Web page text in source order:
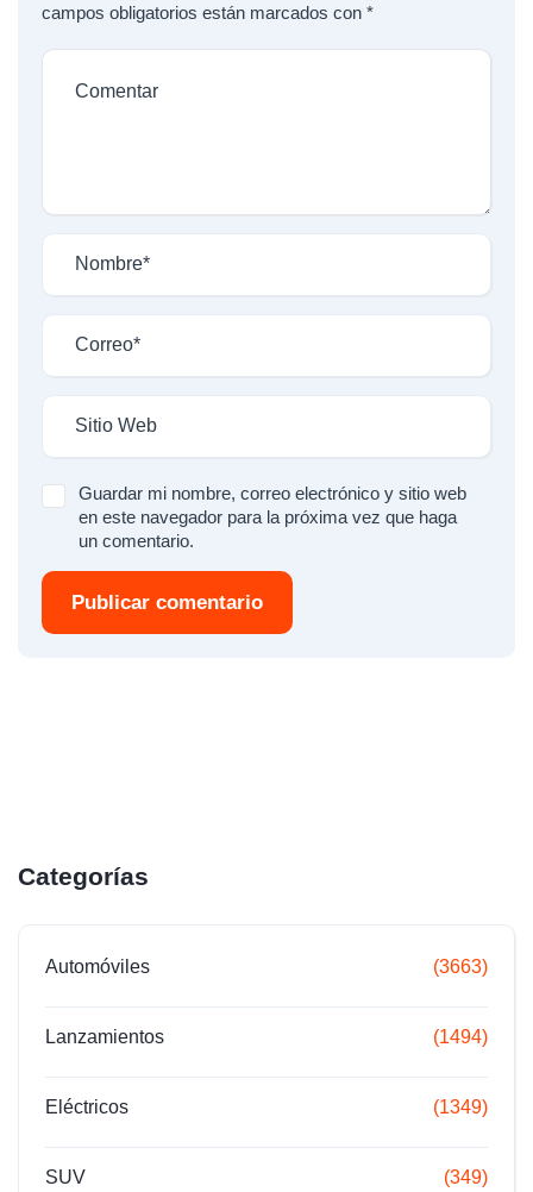
campos obligatorios están marcados con *
Guardar mi nombre, correo electrónico y sitio web
en este navegador para la próxima vez que haga
un comentario.
Publicar comentario
Categorías
Automóviles (3663)
Lanzamientos (1494)
Eléctricos (1349)
SUV (349)